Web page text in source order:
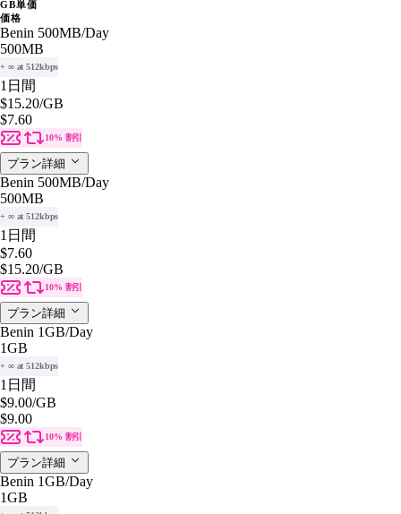
GB単価
価格
Benin 500MB/Day
500MB
+ ∞ at 512kbps
1日間
$15.20/GB
$7.60
10% 割引
プラン詳細
Benin 500MB/Day
500MB
+ ∞ at 512kbps
1日間
$7.60
$15.20/GB
10% 割引
プラン詳細
Benin 1GB/Day
1GB
+ ∞ at 512kbps
1日間
$9.00/GB
$9.00
10% 割引
プラン詳細
Benin 1GB/Day
1GB